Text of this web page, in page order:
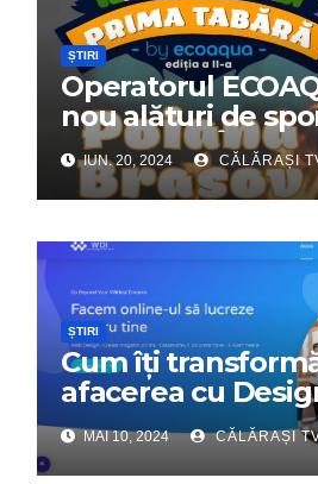
ȘTIRI
Operatorul
nou alături de
călărășeni.
Tabără”!
IUN. 20, 2024 CĂLĂRAȘI
ȘTIRI
Cum îți
afacerea cu
Interactiv –
digital de
MAI 10, 2024 CĂLĂRAȘI